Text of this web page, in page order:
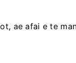
ae afai e te